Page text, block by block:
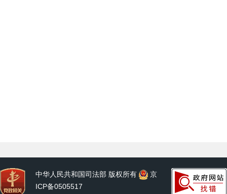
中华人民共和国司法部 版权所有
京
ICP备0505517